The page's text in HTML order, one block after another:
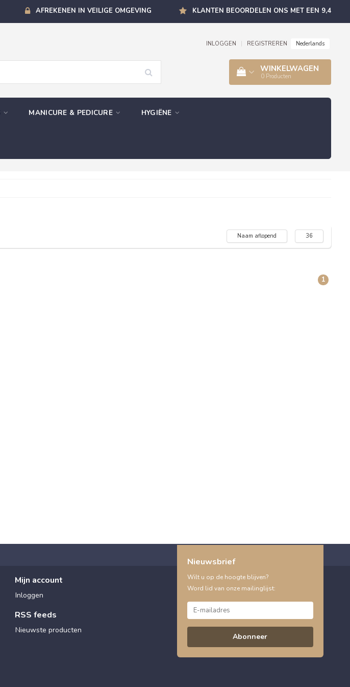
AFREKENEN IN VEILIGE OMGEVING KLANTEN BEOORDELEN ONS MET EEN 9,4
INLOGGEN REGISTREREN Nederlands
WINKELWAGEN
0 Producten
MANICURE & PEDICURE HYGIËNE
Naam aflopend 36
1
Mijn account
Inloggen
RSS feeds
Nieuwste producten
Nieuwsbrief
Wilt u op de hoogte blijven?
Word lid van onze mailinglijst:
Abonneer